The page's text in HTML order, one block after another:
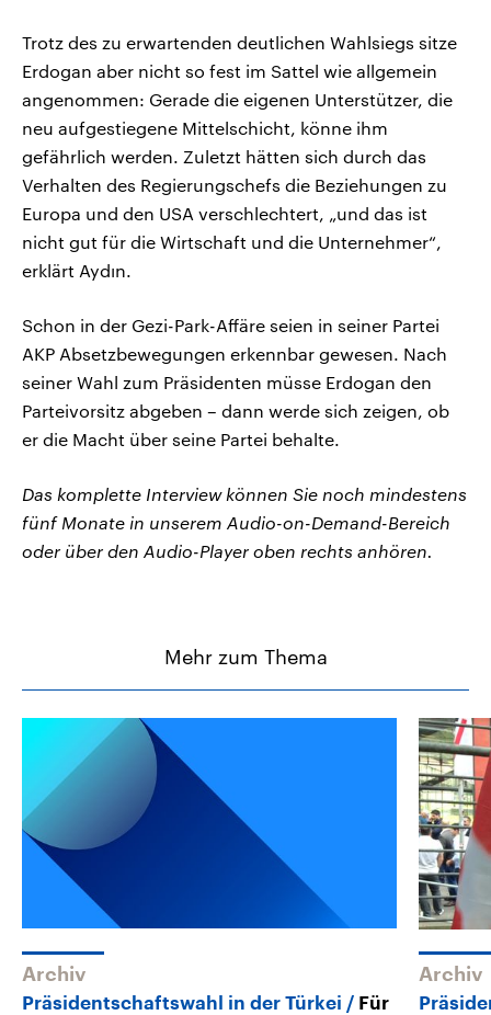
Trotz des zu erwartenden deutlichen Wahlsiegs sitze
Erdogan aber nicht so fest im Sattel wie allgemein
angenommen: Gerade die eigenen Unterstützer, die
neu aufgestiegene Mittelschicht, könne ihm
gefährlich werden. Zuletzt hätten sich durch das
Verhalten des Regierungschefs die Beziehungen zu
Europa und den USA verschlechtert, „und das ist
nicht gut für die Wirtschaft und die Unternehmer“,
erklärt Aydın.
Schon in der Gezi-Park-Affäre seien in seiner Partei
AKP Absetzbewegungen erkennbar gewesen. Nach
seiner Wahl zum Präsidenten müsse Erdogan den
Parteivorsitz abgeben – dann werde sich zeigen, ob
er die Macht über seine Partei behalte.
Das komplette Interview können Sie noch mindestens
fünf Monate in unserem Audio-on-Demand-Bereich
oder über den Audio-Player oben rechts anhören.
Mehr zum Thema
Archiv
Präsidentschaftswahl in der Türkei
Für
Archiv